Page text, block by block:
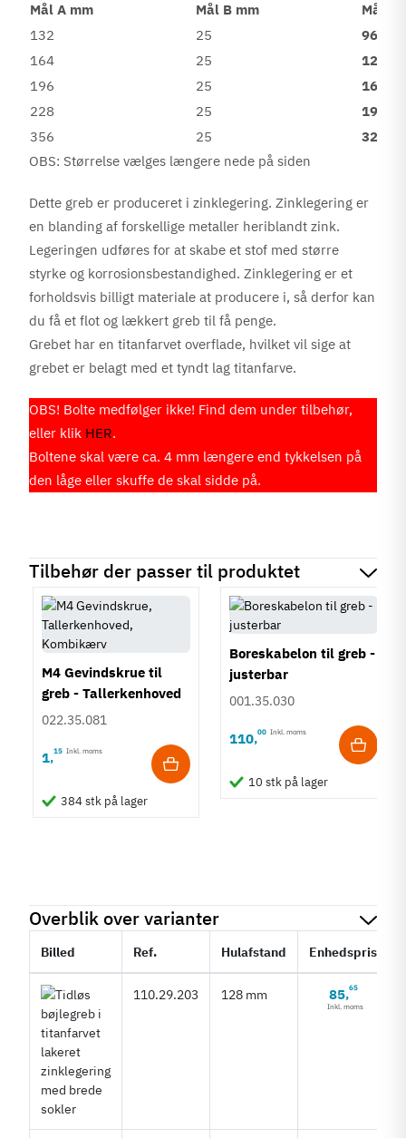
Mål A mm Mål B mm
Mål C
132
25
96
164
25
128
196
25
160
228
25
192
356
25
320
OBS: Størrelse vælges længere nede på siden
Dette greb er produceret i zinklegering. Zinklegering er
en blanding af forskellige metaller heriblandt zink.
Legeringen udføres for at skabe et stof med større
styrke og korrosionsbestandighed. Zinklegering er et
forholdsvis billigt materiale at producere i, så derfor kan
du få et flot og lækkert greb til få penge.
Grebet har en titanfarvet overflade, hvilket vil sige at
grebet er belagt med et tyndt lag titanfarve.
OBS! Bolte medfølger ikke! Find dem under tilbehør,
eller klik HER.
Boltene skal være ca. 4 mm længere end tykkelsen på
den låge eller skuffe de skal sidde på.
Tilbehør der passer til produktet
M4 Gevindskrue til
greb - Tallerkenhoved
- Krydskærv
022.35.081
1,15 Inkl. moms
384 stk på lager
Boreskabelon til greb -
justerbar
001.35.030
110,00 Inkl. moms
10 stk på lager
Overblik over varianter
Billed Ref. Hulafstand Enhedspris
110.29.203 128 mm 85,65
Inkl. moms